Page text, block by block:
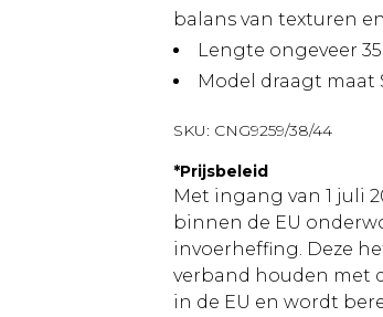
balans van texturen
Lengte ongeveer
Model draagt maat
SKU: CNG9259/38/44
*Prijsbeleid
Met ingang van 1 juli
binnen de EU
invoerheffing. Deze
verband houden met
in de EU en wordt